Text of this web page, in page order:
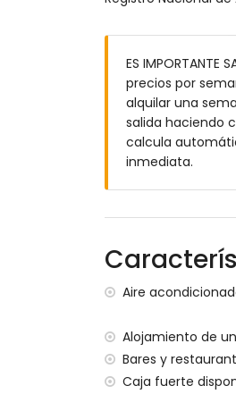
jardín con
terraza
barbacoa
ducha exterior
zona de estar
2 plazas de
río o costa
playa más
puerto más
parque más
aeropuerto
segundo
no se
El alojamiento
ES
precios por
alquilar una
salida haciendo
calcula
inmediata.
Aire
Alojamiento de
Bares y
Caja fuerte